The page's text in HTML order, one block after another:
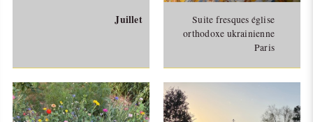
Juillet
Suite fresques église
orthodoxe ukrainienne
Paris